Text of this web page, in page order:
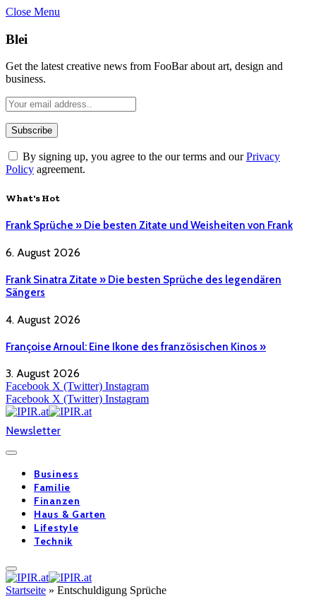
Close Menu
Blei
Get the latest creative news from FooBar about art, design and
business.
By signing up, you agree to the our terms and ourPrivacy
Policy agreement.
What's Hot
Frank Sprüche » Die besten Zitate und Weisheiten von Frank
6. August 2026
Frank Sinatra Zitate » Die besten Sprüche des legendären
Sängers
4. August 2026
Françoise Arnoul: Eine Ikone des französischen Kinos »
3. August 2026
Facebook X (Twitter) Instagram
Facebook X (Twitter) Instagram
Newsletter
Business
Familie
Finanzen
Haus & Garten
Lifestyle
Technik
Startseite » Entschuldigung Sprüche